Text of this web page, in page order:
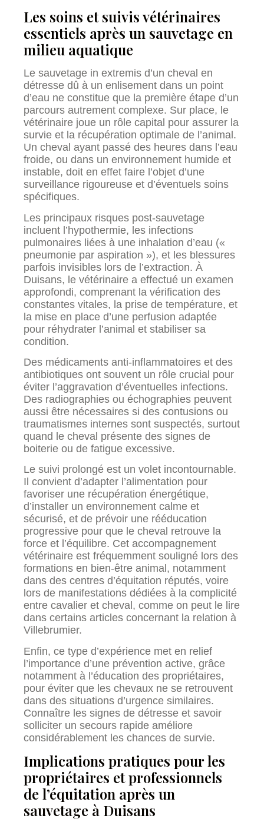
Les soins et suivis vétérinaires
essentiels après un sauvetage en
milieu aquatique
Le sauvetage in extremis d’un cheval en
détresse dû à un enlisement dans un point
d’eau ne constitue que la première étape d’un
parcours autrement complexe. Sur place, le
vétérinaire joue un rôle capital pour assurer la
survie et la récupération optimale de l’animal.
Un cheval ayant passé des heures dans l’eau
froide, ou dans un environnement humide et
instable, doit en effet faire l’objet d’une
surveillance rigoureuse et d’éventuels soins
spécifiques.
Les principaux risques post-sauvetage
incluent l’hypothermie, les infections
pulmonaires liées à une inhalation d’eau («
pneumonie par aspiration »), et les blessures
parfois invisibles lors de l’extraction. À
Duisans, le vétérinaire a effectué un examen
approfondi, comprenant la vérification des
constantes vitales, la prise de température, et
la mise en place d’une perfusion adaptée
pour réhydrater l’animal et stabiliser sa
condition.
Des médicaments anti-inflammatoires et des
antibiotiques ont souvent un rôle crucial pour
éviter l’aggravation d’éventuelles infections.
Des radiographies ou échographies peuvent
aussi être nécessaires si des contusions ou
traumatismes internes sont suspectés, surtout
quand le cheval présente des signes de
boiterie ou de fatigue excessive.
Le suivi prolongé est un volet incontournable.
Il convient d’adapter l’alimentation pour
favoriser une récupération énergétique,
d’installer un environnement calme et
sécurisé, et de prévoir une rééducation
progressive pour que le cheval retrouve la
force et l’équilibre. Cet accompagnement
vétérinaire est fréquemment souligné lors des
formations en bien-être animal, notamment
dans des centres d’équitation réputés, voire
lors de manifestations dédiées à la complicité
entre cavalier et cheval, comme on peut le lire
dans certains articles concernant la relation à
Villebrumier.
Enfin, ce type d’expérience met en relief
l’importance d’une prévention active, grâce
notamment à l’éducation des propriétaires,
pour éviter que les chevaux ne se retrouvent
dans des situations d’urgence similaires.
Connaître les signes de détresse et savoir
solliciter un secours rapide améliore
considérablement les chances de survie.
Implications pratiques pour les
propriétaires et professionnels
de l’équitation après un
sauvetage à Duisans